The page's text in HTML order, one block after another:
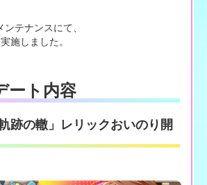
テナンスにて、
施しました。
ト内容
跡の轍」レリックおいのり開